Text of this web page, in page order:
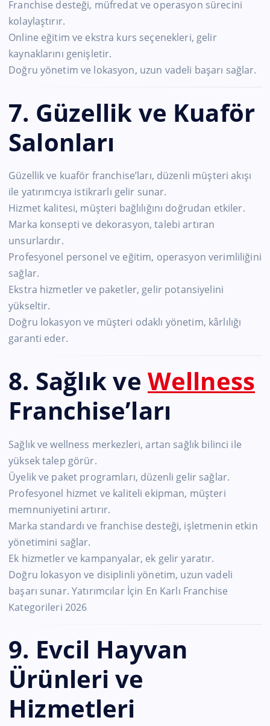
Franchise desteği, müfredat ve operasyon sürecini
kolaylaştırır.
Online eğitim ve ekstra kurs seçenekleri, gelir
kaynaklarını genişletir.
Doğru yönetim ve lokasyon, uzun vadeli başarı sağlar.
7. Güzellik ve Kuaför
Salonları
Güzellik ve kuaför franchise’ları, düzenli müşteri akışı
ile yatırımcıya istikrarlı gelir sunar.
Hizmet kalitesi, müşteri bağlılığını doğrudan etkiler.
Marka konsepti ve dekorasyon, talebi artıran
unsurlardır.
Profesyonel personel ve eğitim, operasyon verimliliğini
sağlar.
Ekstra hizmetler ve paketler, gelir potansiyelini
yükseltir.
Doğru lokasyon ve müşteri odaklı yönetim, kârlılığı
garanti eder.
8. Sağlık ve Wellness
Franchise’ları
Sağlık ve wellness merkezleri, artan sağlık bilinci ile
yüksek talep görür.
Üyelik ve paket programları, düzenli gelir sağlar.
Profesyonel hizmet ve kaliteli ekipman, müşteri
memnuniyetini artırır.
Marka standardı ve franchise desteği, işletmenin etkin
yönetimini sağlar.
Ek hizmetler ve kampanyalar, ek gelir yaratır.
Doğru lokasyon ve disiplinli yönetim, uzun vadeli
başarı sunar. Yatırımcılar İçin En Karlı Franchise
Kategorileri 2026
9. Evcil Hayvan
Ürünleri ve
Hizmetleri